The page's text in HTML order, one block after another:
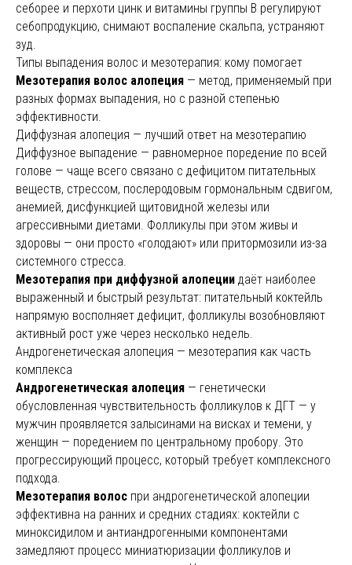
себорее и перхоти цинк и витамины группы В регулируют
себопродукцию, снимают воспаление скальпа, устраняют
зуд.
Типы выпадения волос и мезотерапия: кому помогает
Мезотерапия волос алопеция — метод, применяемый при
разных формах выпадения, но с разной степенью
эффективности.
Диффузная алопеция — лучший ответ на мезотерапию
Диффузное выпадение — равномерное поредение по всей
голове — чаще всего связано с дефицитом питательных
веществ, стрессом, послеродовым гормональным сдвигом,
анемией, дисфункцией щитовидной железы или
агрессивными диетами. Фолликулы при этом живы и
здоровы — они просто «голодают» или притормозили из-за
системного стресса.
Мезотерапия при диффузной алопеции даёт наиболее
выраженный и быстрый результат: питательный коктейль
напрямую восполняет дефицит, фолликулы возобновляют
активный рост уже через несколько недель.
Андрогенетическая алопеция — мезотерапия как часть
комплекса
Андрогенетическая алопеция — генетически
обусловленная чувствительность фолликулов к ДГТ — у
мужчин проявляется залысинами на висках и темени, у
женщин — поредением по центральному пробору. Это
прогрессирующий процесс, который требует комплексного
подхода.
Мезотерапия волос при андрогенетической алопеции
эффективна на ранних и средних стадиях: коктейли с
миноксидилом и антиандрогенными компонентами
замедляют процесс миниатюризации фолликулов и